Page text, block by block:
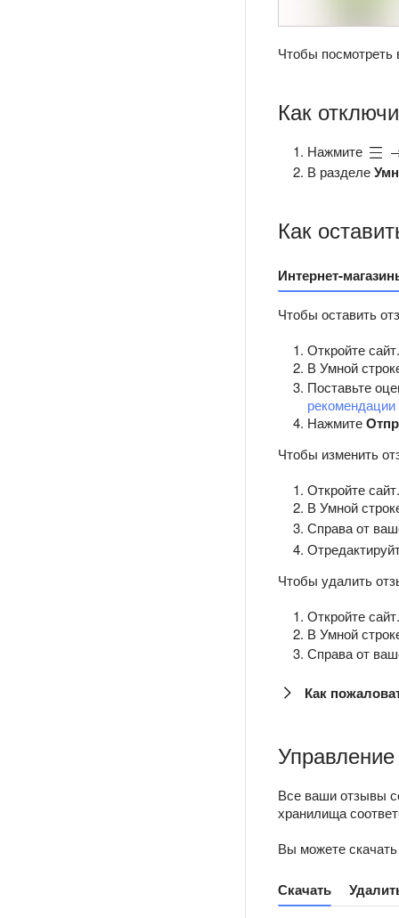
Чтобы посмотреть
Как
Нажмите
В разделе
Как
Интернет-
Чтобы оставить
Откройте сайт.
В Умной
Поставьте
Нажмите
Чтобы изменить
Откройте сайт.
В Умной
Справа от
Чтобы удалить
Откройте сайт.
В Умной
Справа от
Как
Все ваши отзывы
хранилища
Вы можете
Скачать